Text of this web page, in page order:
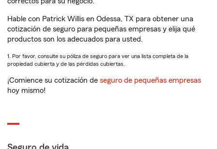
Hable con Patrick Willis en Odessa, TX para obtener una
cotización de seguro para pequeñas empresas y elija qué
productos son los adecuados para usted.
1. Por favor, consulte su póliza de seguro para ver una lista completa de la
propiedad cubierta y de las pérdidas cubiertas.
¡Comience su cotización de seguro de pequeñas empresas
hoy mismo!